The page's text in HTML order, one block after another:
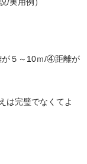
５～10ｍ/④距離が
は完璧でなくてよ